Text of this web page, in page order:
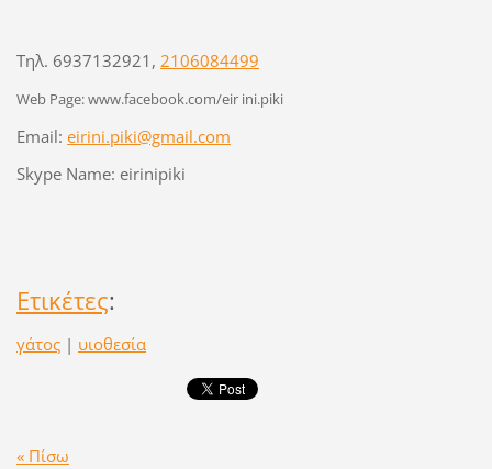
Τηλ. 6937132921, 2106084499
Web Page:www.facebook.com/eir ini.piki
Email: eirini.piki@gmail.com
Skype Name: eirinipiki
Ετικέτες:
γάτος | υιοθεσία
« Πίσω